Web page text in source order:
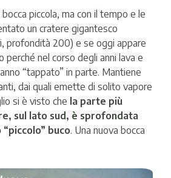
piccola, ma con il tempo e le
un cratere gigantesco
profondità 200) e se oggi appare
nel corso degli anni lava e
“tappato” in parte. Mantiene
dai quali emette di solito vapore
si è visto che la parte più
sul lato sud, è sprofondata
buco. Una nuova bocca